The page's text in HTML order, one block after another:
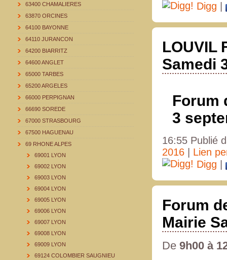
63400 CHAMALIERES
63870 ORCINES
64100 BAYONNE
64110 JURANCON
64200 BIARRITZ
64600 ANGLET
65000 TARBES
65200 ARGELES
66000 PERPIGNAN
66690 SOREDE
67000 STRASBOURG
67500 HAGUENAU
69 RHONE ALPES
69001 LYON
69002 LYON
69003 LYON
69004 LYON
69005 LYON
69006 LYON
69007 LYON
69008 LYON
69009 LYON
69124 COLOMBIER SAUGNIEU
Digg
LOUVIL
Samedi
Forum
3
16:55 Publié
2016
Lien
Digg
Forum
Mairie
De 9h00 à